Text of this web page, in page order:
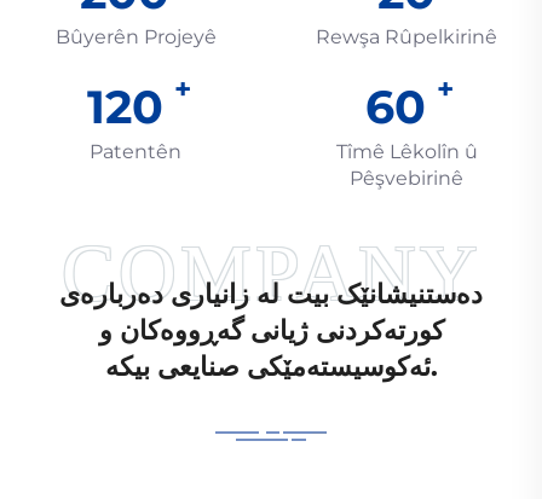
Bûyerên Projeyê Rewşa Rûpelkirinê
120
Patentên
60
Tîmê Lêkolîn û
Pêşvebirinê
دەستنیشانێک بیت لە زانیاری دەربارەی
کورتەکردنی ژیانی گەڕووەکان و
ئەکوسیستەمێکی صنایعی بیکە.